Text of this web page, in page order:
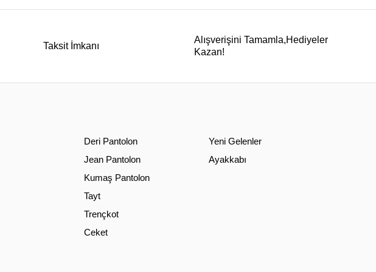
Taksit İmkanı
Alışverişini Tamamla,Hediyeler
Kazan!
Deri Pantolon
Jean Pantolon
Kumaş Pantolon
Tayt
Trençkot
Ceket
Yeni Gelenler
Ayakkabı